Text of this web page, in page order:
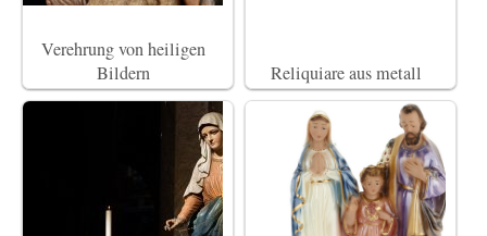
Verehrung von heiligen
Bildern
Reliquiare aus metall